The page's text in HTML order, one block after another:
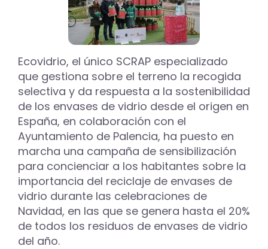
Ecovidrio, el único SCRAP especializado
que gestiona sobre el terreno la recogida
selectiva y da respuesta a la sostenibilidad
de los envases de vidrio desde el origen en
España, en colaboración con el
Ayuntamiento de Palencia, ha puesto en
marcha una campaña de sensibilización
para concienciar a los habitantes sobre la
importancia del reciclaje de envases de
vidrio durante las celebraciones de
Navidad, en las que se genera hasta el 20%
de todos los residuos de envases de vidrio
del año.